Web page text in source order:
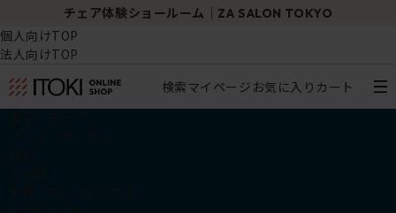
チェア体験ショールーム｜ZA SALON TOKYO
個人向けTOP
法人向けTOP
検索マイページ お気に入り カート